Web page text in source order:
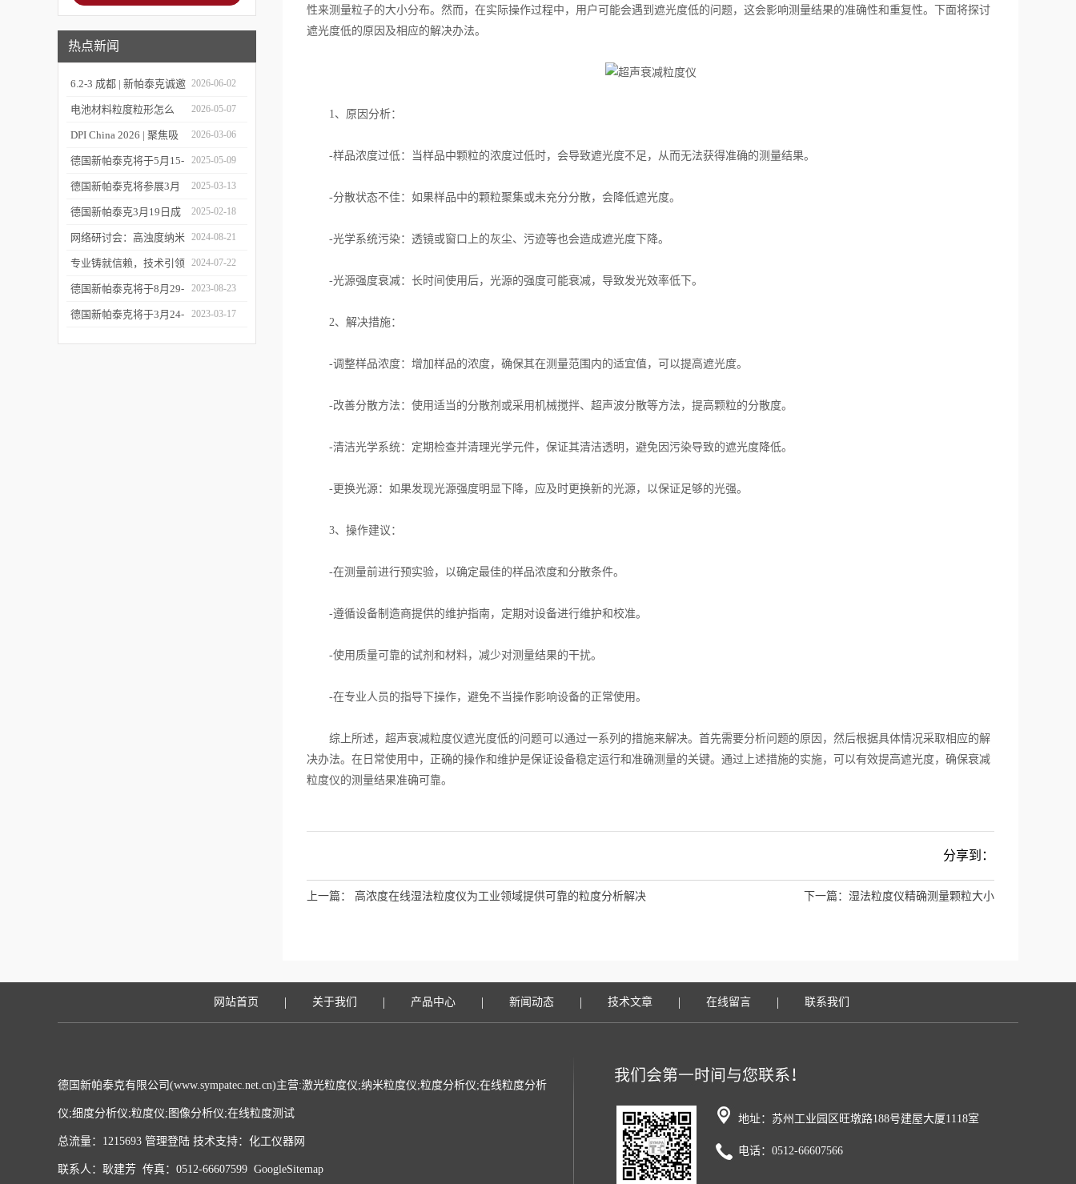
热点新闻
6.2-3 成都 | 新帕泰克诚邀
您相约CPI西南制药工业
大会
2026-06-02
电池材料粒度粒形怎么
测？德国新帕泰克邀您共
赴CIBF2026
2026-05-07
DPI China 2026 | 聚焦吸
入制剂前沿，共探技术创
新之路
2026-03-06
德国新帕泰克将于5月15-
17日参加深圳CIBF电池
展
2025-05-09
德国新帕泰克将参展3月
20-21日成都CPI制药工业
大会
2025-03-13
德国新帕泰克3月19日成
都粒度与粒形分析研讨会
诚邀参与
2025-02-18
网络研讨会：高浊度纳米
颗粒分散体系中的粒度分
析
2024-08-21
专业铸就信赖，技术引领
未来——新帕泰克中国20
周年
2024-07-22
德国新帕泰克将于8月29-
31日参加Formnext 2023
2023-08-23
德国新帕泰克将于3月24- 2023-03-17
性来测量粒子的大小分布。然而，在实际操作过程中，用户可能会遇到遮光度低的问题，这会影响测量结果的准确性和重复性。下面将探讨
遮光度低的原因及相应的解决办法。
1、原因分析：
-样品浓度过低：当样品中颗粒的浓度过低时，会导致遮光度不足，从而无法获得准确的测量结果。
-分散状态不佳：如果样品中的颗粒聚集或未充分分散，会降低遮光度。
-光学系统污染：透镜或窗口上的灰尘、污迹等也会造成遮光度下降。
-光源强度衰减：长时间使用后，光源的强度可能衰减，导致发光效率低下。
2、解决措施：
-调整样品浓度：增加样品的浓度，确保其在测量范围内的适宜值，可以提高遮光度。
-改善分散方法：使用适当的分散剂或采用机械搅拌、超声波分散等方法，提高颗粒的分散度。
-清洁光学系统：定期检查并清理光学元件，保证其清洁透明，避免因污染导致的遮光度降低。
-更换光源：如果发现光源强度明显下降，应及时更换新的光源，以保证足够的光强。
3、操作建议：
-在测量前进行预实验，以确定最佳的样品浓度和分散条件。
-遵循设备制造商提供的维护指南，定期对设备进行维护和校准。
-使用质量可靠的试剂和材料，减少对测量结果的干扰。
-在专业人员的指导下操作，避免不当操作影响设备的正常使用。
综上所述，超声衰减粒度仪遮光度低的问题可以通过一系列的措施来解决。首先需要分析问题的原因，然后根据具体情况采取相应的解
决办法。在日常使用中，正确的操作和维护是保证设备稳定运行和准确测量的关键。通过上述措施的实施，可以有效提高遮光度，确保衰减
粒度仪的测量结果准确可靠。
分享到：
上一篇： 高浓度在线湿法粒度仪为工业领域提供可靠的粒度分析解决 下一篇： 湿法粒度仪精确测量颗粒大小
网站首页 | 关于我们 | 产品中心 | 新闻动态 | 技术文章 | 在线留言 | 联系我们
德国新帕泰克有限公司(www.sympatec.net.cn)主营:激光粒度仪;纳米粒度仪;粒度分析仪;在线粒度分析
仪;细度分析仪;粒度仪;图像分析仪;在线粒度测试
总流量：1215693 管理登陆 技术支持： 化工仪器网
联系人：耿建芳 传真：0512-66607599 GoogleSitemap
地址：苏州工业园区旺墩路188号建屋大厦1118室
电话：0512-66607566